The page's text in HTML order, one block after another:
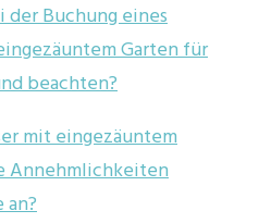
der Buchung eines
Garten für
beachten?
mit eingezäuntem
Annehmlichkeiten